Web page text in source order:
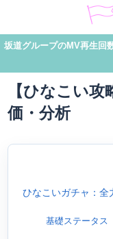
坂道グループのMV再生回
【ひなこい
価・分析
ひなこいガチャ：全
基礎ステータス